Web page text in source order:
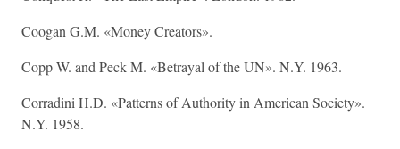
Coogan G.M. «Money Creators».
Copp W. and Peck M. «Betrayal of the UN». N.Y. 1963.
Corradini H.D. «Patterns of Authority in American Society».
N.Y. 1958.